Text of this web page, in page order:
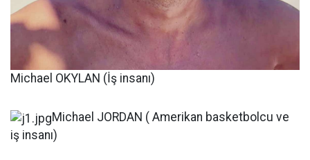
Michael OKYLAN (İş insanı)
Michael JORDAN ( Amerikan basketbolcu ve
iş insanı)